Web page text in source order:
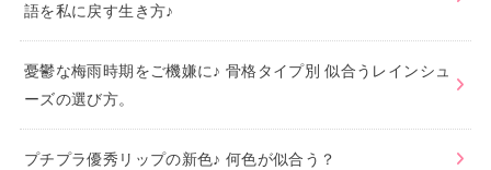
語を私に戻す生き方♪
憂鬱な梅雨時期をご機嫌に♪ 骨格タイプ別 似合うレインシュ
ーズの選び方。
プチプラ優秀リップの新色♪ 何色が似合う？